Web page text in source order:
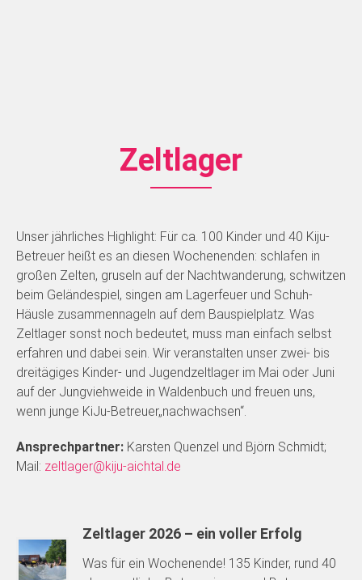
Zeltlager
Unser jährliches Highlight: Für ca. 100 Kinder und 40 Kiju-
Betreuer heißt es an diesen Wochenenden: schlafen in
großen Zelten, gruseln auf der Nachtwanderung, schwitzen
beim Geländespiel, singen am Lagerfeuer und Schuh-
Häusle zusammennageln auf dem Bauspielplatz. Was
Zeltlager sonst noch bedeutet, muss man einfach selbst
erfahren und dabei sein. Wir veranstalten unser zwei- bis
dreitägiges Kinder- und Jugendzeltlager im Mai oder Juni
auf der Jungviehweide in Waldenbuch und freuen uns,
wenn junge KiJu-Betreuer„nachwachsen“.
Ansprechpartner: Karsten Quenzel und Björn Schmidt;
Mail: zeltlager@kiju-aichtal.de
Zeltlager 2026 – ein voller Erfolg
Was für ein Wochenende! 135 Kinder, rund 40